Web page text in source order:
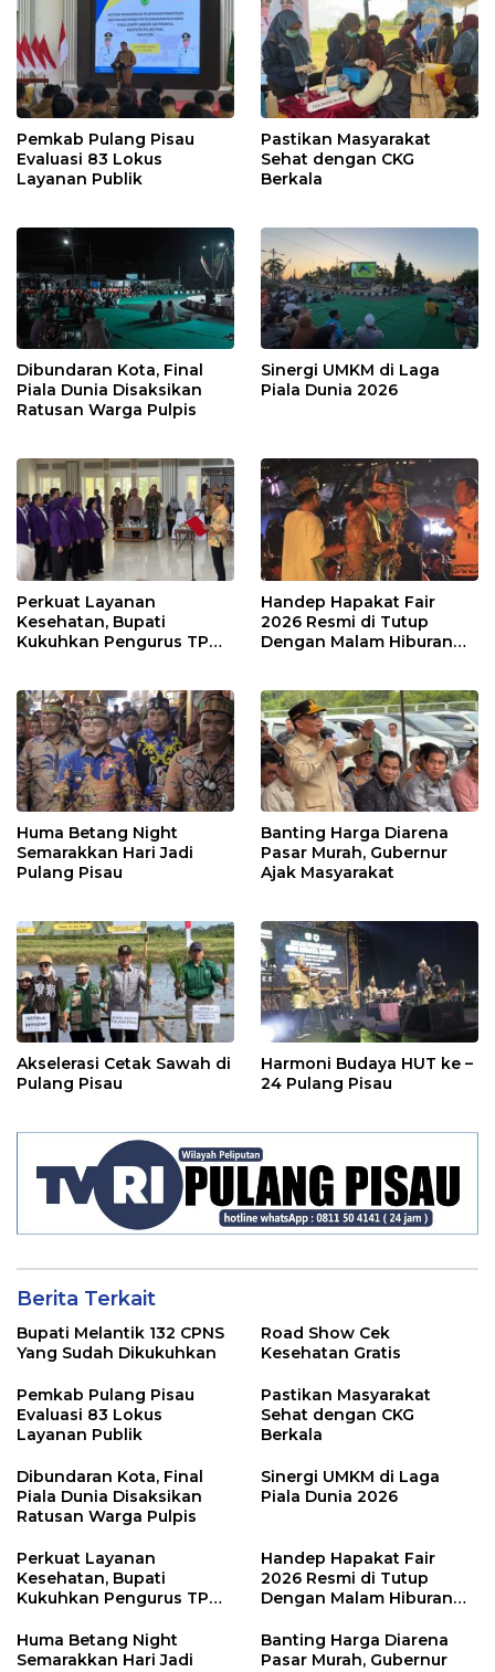
Pemkab Pulang Pisau
Evaluasi 83 Lokus
Layanan Publik
Pastikan Masyarakat
Sehat dengan CKG
Berkala
Dibundaran Kota, Final
Piala Dunia Disaksikan
Ratusan Warga Pulpis
Sinergi UMKM di Laga
Piala Dunia 2026
Perkuat Layanan
Kesehatan, Bupati
Kukuhkan Pengurus TP
Handep Hapakat Fair
2026 Resmi di Tutup
Dengan Malam Hiburan
Huma Betang Night
Semarakkan Hari Jadi
Pulang Pisau
Banting Harga Diarena
Pasar Murah, Gubernur
Ajak Masyarakat
Akselerasi Cetak Sawah di
Pulang Pisau
Harmoni Budaya HUT ke –
24 Pulang Pisau
Berita Terkait
Bupati Melantik 132 CPNS
Yang Sudah Dikukuhkan
Road Show Cek
Kesehatan Gratis
Pemkab Pulang Pisau
Evaluasi 83 Lokus
Layanan Publik
Pastikan Masyarakat
Sehat dengan CKG
Berkala
Dibundaran Kota, Final
Piala Dunia Disaksikan
Ratusan Warga Pulpis
Sinergi UMKM di Laga
Piala Dunia 2026
Perkuat Layanan
Kesehatan, Bupati
Kukuhkan Pengurus TP
Handep Hapakat Fair
2026 Resmi di Tutup
Dengan Malam Hiburan
Huma Betang Night
Semarakkan Hari Jadi
Banting Harga Diarena
Pasar Murah, Gubernur